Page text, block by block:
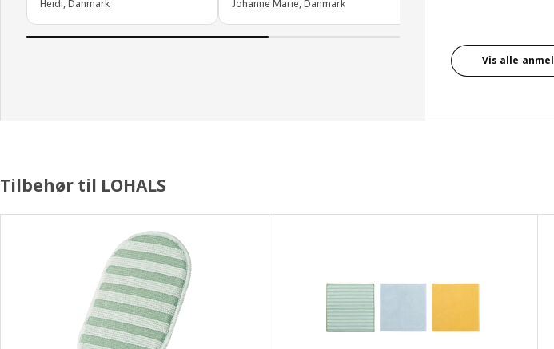
Heidi, Danmark Johanne Marie, Danmark Rikke, Danmark
Vis alle
Tilbehør til LOHALS